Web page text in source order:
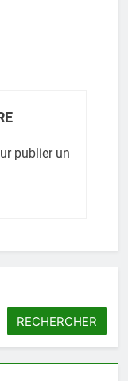
publier un
RECHERCHER